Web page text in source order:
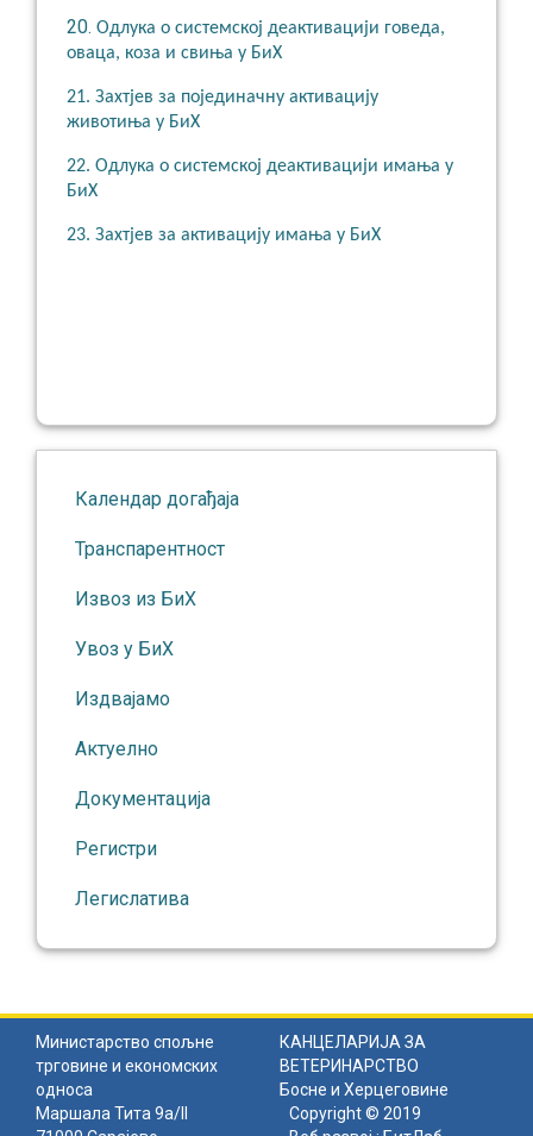
20. Одлука о системској деактивацији говеда,
оваца, коза и свиња у БиХ
21. Захтјев за појединачну активацију
животиња у БиХ
22. Одлука о системској деактивацији имања у
БиХ
23. Захтјев за активацију имања у БиХ
Календар догађаја
Транспарентност
Извоз из БиХ
Увоз у БиХ
Издвајамо
Актуелно
Документација
Регистри
Легислатива
Министарство спољне
трговине и економских
односа
КАНЦЕЛАРИЈА ЗА
ВЕТЕРИНАРСТВО
Босне и Херцеговине
Маршала Тита 9а/II
Copyright © 2019